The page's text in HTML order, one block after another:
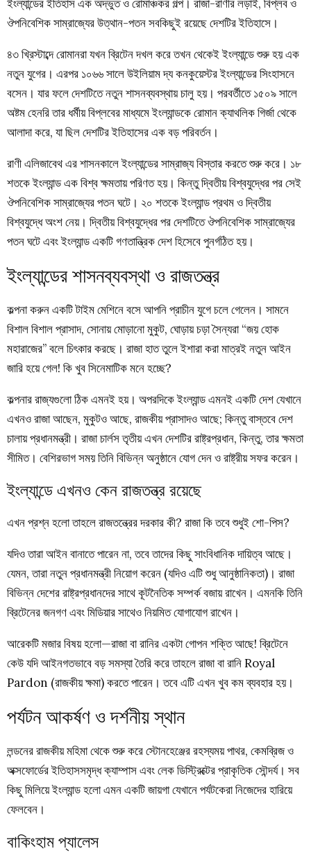
ইংল্যান্ডের ইতিহাস এক অদ্ভুত ও রোমাঞ্চকর গল্প। রাজা-রাণীর লড়াই, বিপ্লব ও
ঔপনিবেশিক সাম্রাজ্যের উত্থান-পতন সবকিছুই রয়েছে দেশটির ইতিহাসে।
৪৩ খ্রিস্টাব্দে রোমানরা যখন ব্রিটেন দখল করে তখন থেকেই ইংল্যান্ডে শুরু হয় এক
নতুন যুগের। এরপর ১০৬৬ সালে উইলিয়াম দ্য কনকুয়েস্টর ইংল্যান্ডের সিংহাসনে
বসেন। যার ফলে দেশটিতে নতুন শাসনব্যবস্থায় চালু হয়। পরবর্তীতে ১৫০৯ সালে
অষ্টম হেনরি তার ধর্মীয় বিপ্লবের মাধ্যমে ইংল্যান্ডকে রোমান ক্যাথলিক গির্জা থেকে
আলাদা করে, যা ছিল দেশটির ইতিহাসের এক বড় পরিবর্তন।
রাণী এলিজাবেথ এর শাসনকালে ইংল্যান্ডের সাম্রাজ্য বিস্তার করতে শুরু করে। ১৮
শতকে ইংল্যান্ড এক বিশ্ব ক্ষমতায় পরিণত হয়। কিন্তু দ্বিতীয় বিশ্বযুদ্ধের পর সেই
ঔপনিবেশিক সাম্রাজ্যের পতন ঘটে। ২০ শতকে ইংল্যান্ড প্রথম ও দ্বিতীয়
বিশ্বযুদ্ধে অংশ নেয়। দ্বিতীয় বিশ্বযুদ্ধের পর দেশটিতে ঔপনিবেশিক সাম্রাজ্যের
পতন ঘটে এবং ইংল্যান্ড একটি গণতান্ত্রিক দেশ হিসেবে পুনর্গঠিত হয়।
ইংল্যান্ডের শাসনব্যবস্থা ও রাজতন্ত্র
কল্পনা করুন একটি টাইম মেশিনে বসে আপনি প্রাচীন যুগে চলে গেলেন। সামনে
বিশাল বিশাল প্রাসাদ, সোনায় মোড়ানো মুকুট, ঘোড়ায় চড়া সৈন্যরা “জয় হোক
মহারাজের’’ বলে চিৎকার করছে। রাজা হাত তুলে ইশারা করা মাত্রই নতুন আইন
জারি হয়ে গেল! কি খুব সিনেমাটিক মনে হচ্ছে?
কল্পনার রাজ্যগুলো ঠিক এমনই হয়। অপরদিকে ইংল্যান্ড এমনই একটি দেশ যেখানে
এখনও রাজা আছেন, মুকুটও আছে, রাজকীয় প্রাসাদও আছে; কিন্তু বাস্তবে দেশ
চালায় প্রধানমন্ত্রী। রাজা চার্লস তৃতীয় এখন দেশটির রাষ্ট্রপ্রধান, কিন্তু, তার ক্ষমতা
সীমিত। বেশিরভাগ সময় তিনি বিভিন্ন অনুষ্ঠানে যোগ দেন ও রাষ্ট্রীয় সফর করেন।
ইংল্যান্ডে এখনও কেন রাজতন্ত্র রয়েছে
এখন প্রশ্ন হলো তাহলে রাজতন্ত্রের দরকার কী? রাজা কি তবে শুধুই শো-পিস?
যদিও তারা আইন বানাতে পারেন না, তবে তাদের কিছু সাংবিধানিক দায়িত্ব আছে।
যেমন, তারা নতুন প্রধানমন্ত্রী নিয়োগ করেন (যদিও এটি শুধু আনুষ্ঠানিকতা)। রাজা
বিভিন্ন দেশের রাষ্ট্রপ্রধানদের সাথে কূটনৈতিক সম্পর্ক বজায় রাখেন। এমনকি তিনি
ব্রিটেনের জনগণ এবং মিডিয়ার সাথেও নিয়মিত যোগাযোগ রাখেন।
আরেকটি মজার বিষয় হলো—রাজা বা রানির একটা গোপন শক্তি আছে! ব্রিটেনে
কেউ যদি আইনগতভাবে বড় সমস্যা তৈরি করে তাহলে রাজা বা রানি Royal
Pardon (রাজকীয় ক্ষমা) করতে পারেন। তবে এটি এখন খুব কম ব্যবহার হয়।
পর্যটন আকর্ষণ ও দর্শনীয় স্থান
লন্ডনের রাজকীয় মহিমা থেকে শুরু করে স্টোনহেঞ্জের রহস্যময় পাথর, কেমব্রিজ ও
অক্সফোর্ডের ইতিহাসসমৃদ্ধ ক্যাম্পাস এবং লেক ডিস্ট্রিক্টের প্রাকৃতিক সৌন্দর্য। সব
কিছু মিলিয়ে ইংল্যান্ড হলো এমন একটি জায়গা যেখানে পর্যটকেরা নিজেদের হারিয়ে
ফেলবেন।
বাকিংহাম প্যালেস